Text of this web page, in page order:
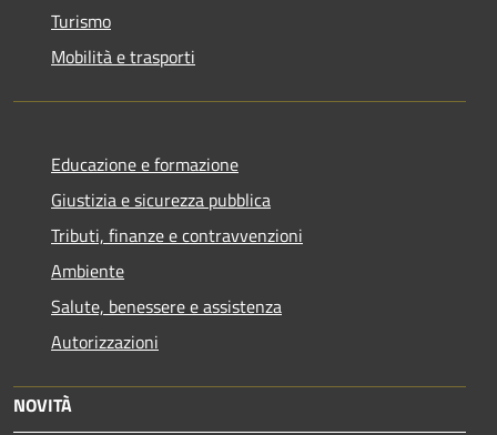
Turismo
Mobilità e trasporti
Educazione e formazione
Giustizia e sicurezza pubblica
Tributi, finanze e contravvenzioni
Ambiente
Salute, benessere e assistenza
Autorizzazioni
NOVITÀ